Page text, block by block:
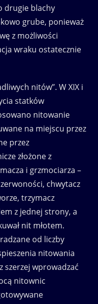
drugie blachy
grube, ponieważ
z możliwości
wraku ostatecznie
nitów”. W XIX i
statków
nitowanie
na miejscu przez
przez
złożone z
i grzmociarza –
chwytacz
trzymacz
z jednej strony, a
nit młotem.
od liczby
nitowania
szerzej wprowadzać
nitownic